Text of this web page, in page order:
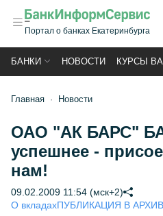
Портал о банках Екатеринбурга
БАНКИ НОВОСТИ КУРСЫ
Главная Новости
ОАО "АК БАРС"
успешнее -
нам!
09.02.2009 11:54 (мск+2)
О вкладахПУБЛИКАЦИЯ В